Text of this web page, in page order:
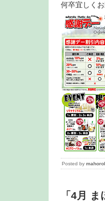
何卒宜しく
Posted by
「4月